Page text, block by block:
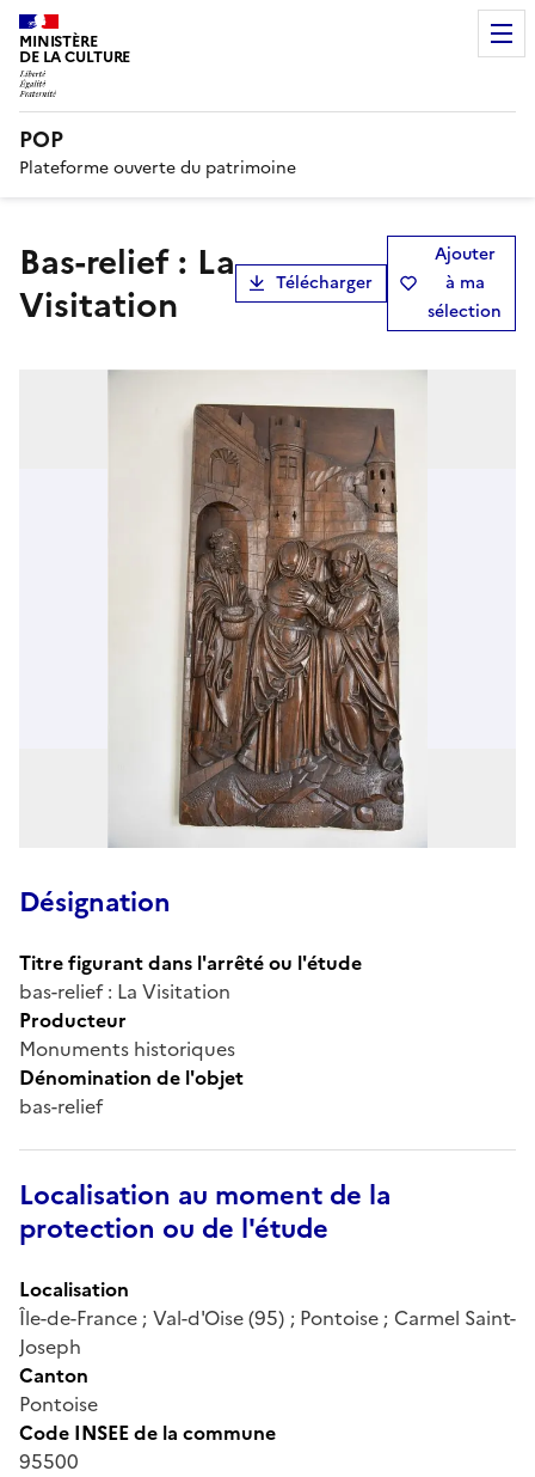
MINISTÈRE
DE LA CULTURE
POP
Plateforme ouverte du patrimoine
bas-relief : La
Visitation
Télécharger
Ajouter
à ma
sélection
Désignation
Titre figurant dans l'arrêté ou l'étude
bas-relief : La Visitation
Producteur
Monuments historiques
Dénomination de l'objet
bas-relief
Localisation au moment de la
protection ou de l'étude
Localisation
Île-de-France ; Val-d'Oise (95) ; Pontoise ; Carmel Saint-
Joseph
Canton
Pontoise
Code INSEE de la commune
95500